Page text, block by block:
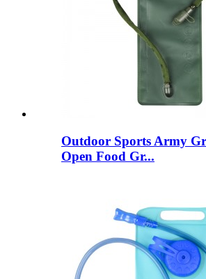
Outdoor Sports Army
Open Food Gr...